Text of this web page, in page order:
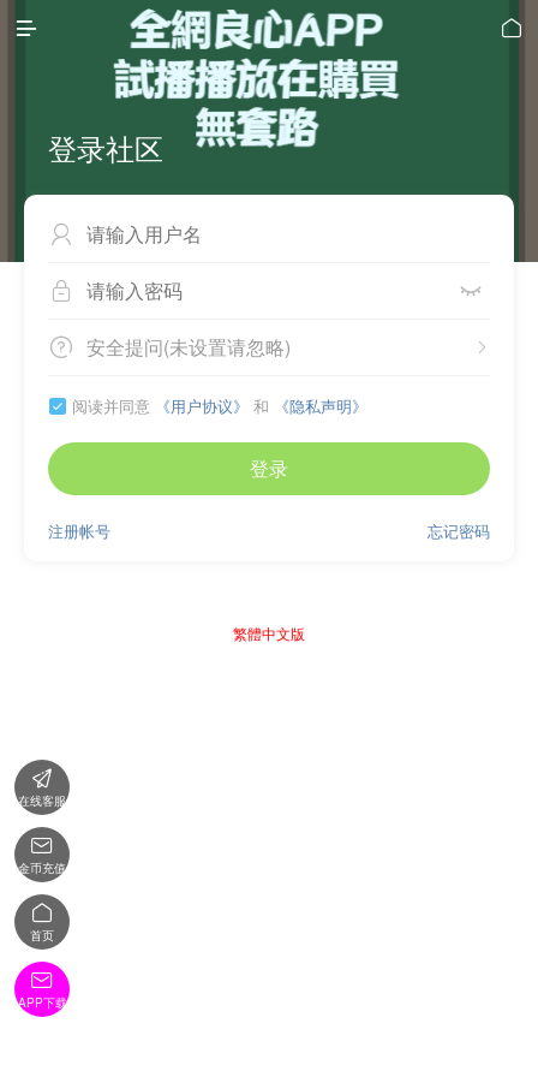
 
登录社区

 
 
安全提问(未设置请忽略)
 阅读并同意 《用户协议》 和 《隐私声明》
登录
忘记密码
注册帐号
繁體中文版

在线客服

金币充值

首页

APP下载